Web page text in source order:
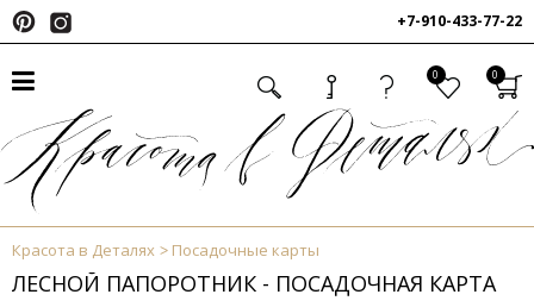
+7-910-433-77-22
0 0
Красота в Деталях Посадочные карты
ЛЕСНОЙ ПАПОРОТНИК - ПОСАДОЧНАЯ КАРТА